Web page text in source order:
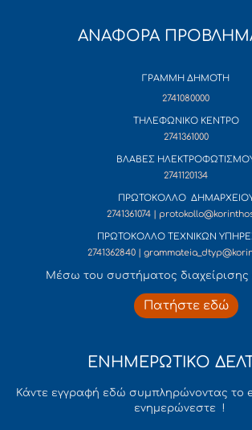
ΑΝΑΦΟΡΑ
ΓΡΑΜΜΗ ΔΗΜΟΤΗ
2741080000
ΤΗΛΕΦΩΝΙΚΟ ΚΕΝΤΡΟ
2741361000
ΒΛΑΒΕΣ
2741120134
ΠΡΩΤΟΚΟΛΛΟ
2741361074 |
ΠΡΩΤΟΚΟΛΛΟ ΤΕΧΝΙΚΩΝ
2741362840 |
Mέσω του συστήματος
Πατήστε εδώ
ΕΝΗΜΕΡΩΤΙΚΟ
Κάντε εγγραφή εδώ συμπληρώνοντας το
ενημερώνεστε !